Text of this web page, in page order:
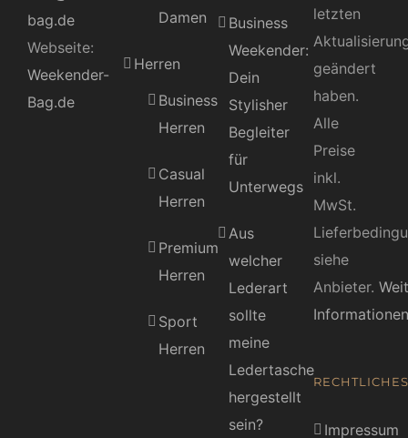
bag.de
Webseite:
Weekender-
Bag.de
Damen
Herren
Business
Herren
Casual
Herren
Premium
Herren
Sport
Herren
Business
Weekender:
Dein
Stylisher
Begleiter
für
Unterwegs
Aus
welcher
Lederart
sollte
meine
Ledertasche
hergestellt
sein?
letzten
geändert
haben.
Alle
Preise
inkl.
MwSt.
siehe
Anbieter.
Informationen
RECHTLICHES
Impressum